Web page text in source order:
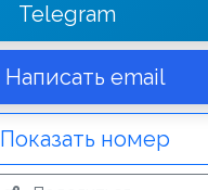
Telegram
Написать email
Показать номер